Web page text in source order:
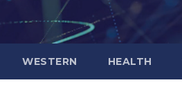
WESTERN HEALTH